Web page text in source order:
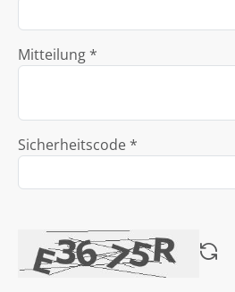
Mitteilung *
Sicherheitscode *